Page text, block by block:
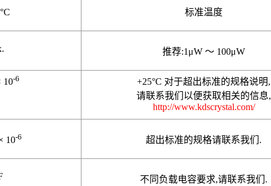
标准温度
推荐:1μW ～ 100μW
10-6 +25°C 对于超出标准的规格说明,
请联系我们以便获取相关的信息,
http://www.kdscrystal.com/
10-6 超出标准的规格请联系我们 .
不同负载电容要求,请联系我们 .